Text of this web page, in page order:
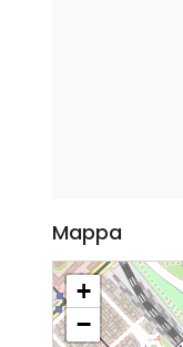
Mappa
+
−